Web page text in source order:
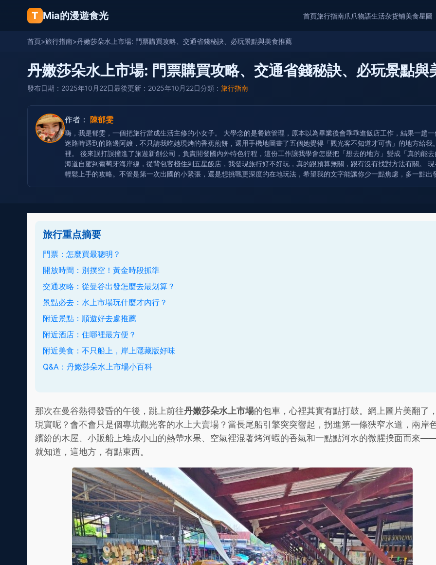
T Mia的漫遊食光 首頁旅行指南爪爪物語生活杂货铺美食星圖
首頁>旅行指南>丹嫩莎朵水上市場: 門票購買攻略、交通省錢秘訣、必玩景點與美食推薦
丹嫩莎朵水上市場: 門票購買攻略、交通省錢秘訣、必玩景點與
發布日期：2025年10月22日最後更新：2025年10月22日分類： 旅行指南
作者： 陳郁雯
嗨，我是郁雯，一個把旅行當成生活主修的小女子。 大學念的是餐旅管理，原本以為畢業後會乖乖進飯店工作，結果一趟
迷路時遇到的路邊阿嬤，不只請我吃她現烤的香蕉煎餅，還用手機地圖畫了五個她覺得「觀光客不知道才可惜」的地方給
裡。 後來誤打誤撞進了旅遊新創公司，負責開發國內外特色行程，這份工作讓我學會怎麼把「想去的地方」變成「真的能
海道自駕到葡萄牙海岸線，從背包客棧住到五星飯店，我發現旅行好不好玩，真的跟預算無關，跟有沒有找對方法有關。
輕鬆上手的攻略。不管是第一次出國的小緊張，還是想挑戰更深度的在地玩法，希望我的文字能讓你少一點焦慮，多一點出
旅行重点摘要
門票：怎麼買最聰明？
開放時間：別撲空！黃金時段抓準
交通攻略：從曼谷出發怎麼去最划算？
景點必去：水上市場玩什麼才內行？
附近景點：順遊好去處推薦
附近酒店：住哪裡最方便？
附近美食：不只船上，岸上隱藏版好味
Q&A：丹嫩莎朵水上市場小百科
那次在曼谷熱得發昏的午後，跳上前往丹嫩莎朵水上市場的包車，心裡其實有點打鼓。網上圖片美翻了
現實呢？會不會只是個專坑觀光客的水上大賣場？當長尾船引擎突突響起，拐進第一條狹窄水道，兩岸
繽紛的木屋、小販船上堆成小山的熱帶水果、空氣裡混著烤河蝦的香氣和一點點河水的微腥撲面而來
就知道，這地方，有點東西。